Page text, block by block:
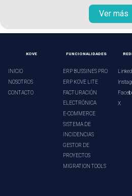
Ver más
KOVE
INICIO
NOSOTROS
CONTACTO
FUNCIONALIDADES
ERP BUSSINES PRO
ERP KOVE LITE
FACTURACIÓN
ELECTRÓNICA
E-COMMERCE
SISTEMA DE
INCIDENCIAS
GESTOR DE
PROYECTOS
MIGRATION TOOLS
X